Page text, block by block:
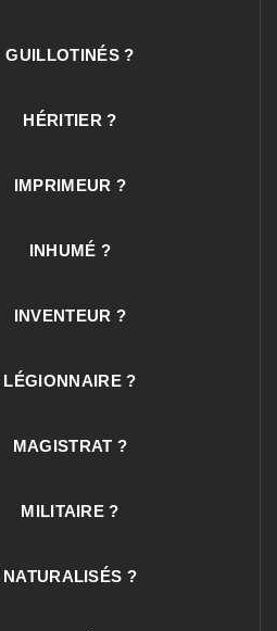
GUILLOTINÉS ?
HÉRITIER ?
IMPRIMEUR ?
INHUMÉ ?
INVENTEUR ?
LÉGIONNAIRE ?
MAGISTRAT ?
MILITAIRE ?
NATURALISÉS ?